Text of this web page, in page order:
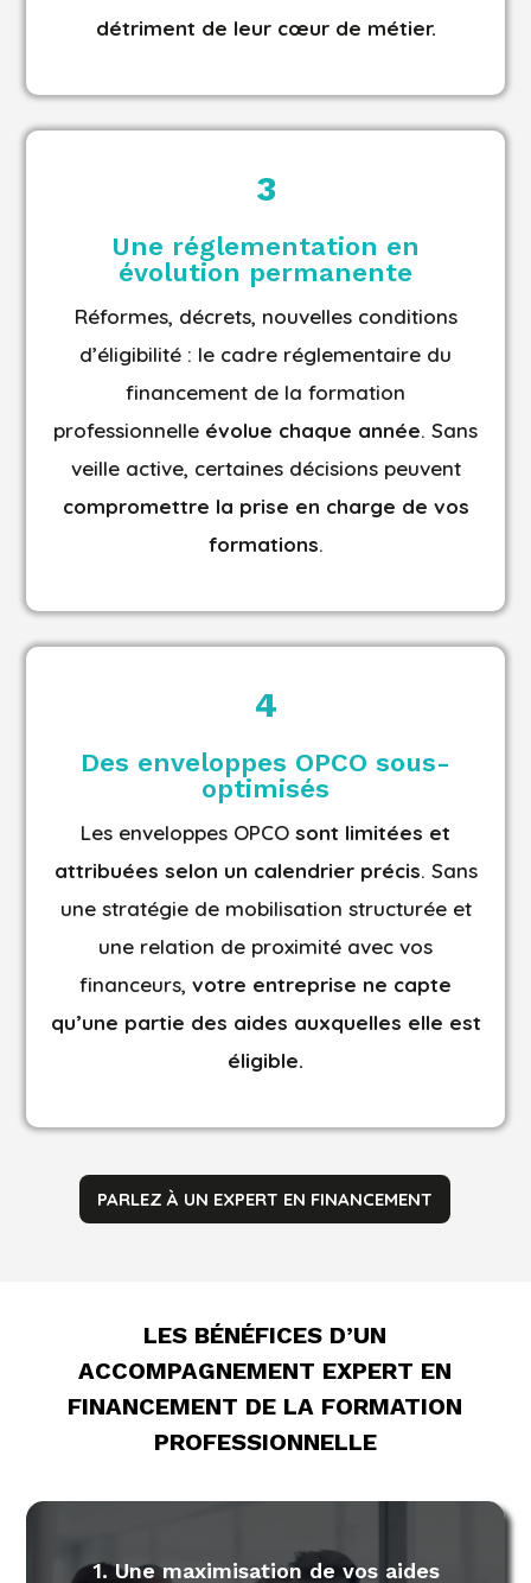
détriment de leur cœur de métier.
3
Une réglementation en
évolution permanente
Réformes, décrets, nouvelles conditions
d’éligibilité : le cadre réglementaire du
financement de la formation
professionnelle évolue chaque année. Sans
veille active, certaines décisions peuvent
compromettre la prise en charge de vos
formations.
4
Des enveloppes OPCO sous-
optimisés
Les enveloppes OPCO sont limitées et
attribuées selon un calendrier précis. Sans
une stratégie de mobilisation structurée et
une relation de proximité avec vos
financeurs, votre entreprise ne capte
qu’une partie des aides auxquelles elle est
éligible.
PARLEZ À UN EXPERT EN FINANCEMENT
LES BÉNÉFICES D’UN
ACCOMPAGNEMENT EXPERT EN
FINANCEMENT DE LA FORMATION
PROFESSIONNELLE
1. Une maximisation de vos aides